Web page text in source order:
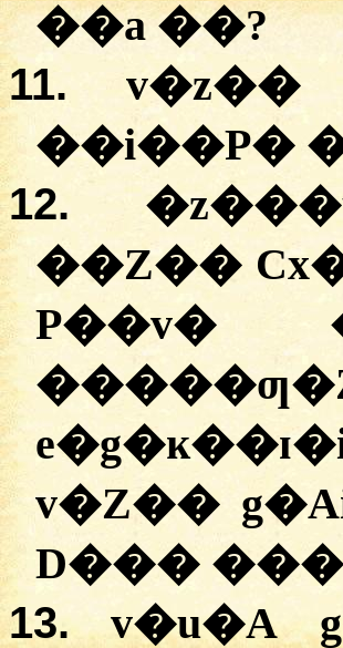
��a ��?
11.
v�z��
��i��P�
12.
��Z��
P��v�
v�Z��
D���
13.
v�u�A